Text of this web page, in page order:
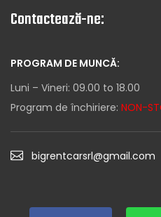
Contactează-ne:
PROGRAM DE MUNCĂ:
Luni – Vineri: 09.00 to 18.00
Program de închiriere: NON-
bigrentcarsrl@gmail.com